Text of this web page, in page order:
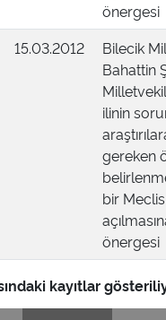
önergesi
15.03.2012
Bilecik
Bahattin
ilinin
gereken
bir Meclis
önergesi
kayıtlar